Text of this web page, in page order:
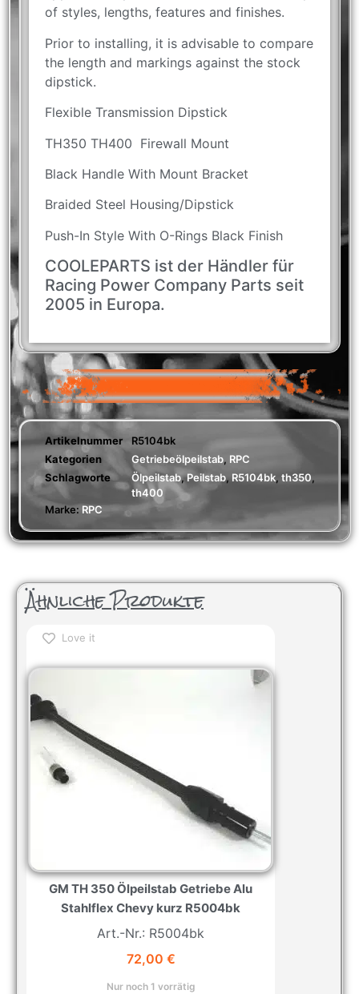
of styles, lengths, features and finishes.
Prior to installing, it is advisable to compare
the length and markings against the stock
dipstick.
Flexible Transmission Dipstick
TH350 TH400 Firewall Mount
Black Handle With Mount Bracket
Braided Steel Housing/Dipstick
Push-In Style With O-Rings Black Finish
COOLEPARTS ist der Händler für
Racing Power Company Parts seit
2005 in Europa.
Artikelnummer
R5104bk
Kategorien
Getriebeölpeilstab, RPC
Schlagworte
Ölpeilstab,Peilstab, R5104bk, th350,
th400
Marke: RPC
Ähnliche Produkte
Love it
GM TH 350 Ölpeilstab Getriebe Alu
Stahlflex Chevy kurz R5004bk
Art.-Nr.: R5004bk
72,00 €
Nur noch 1 vorrätig